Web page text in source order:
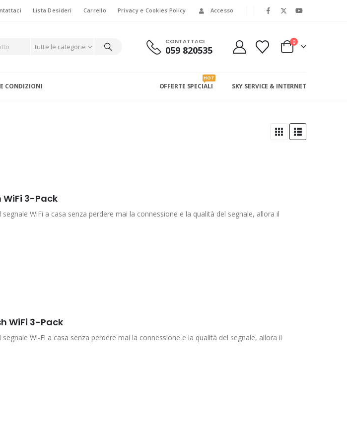
Lista Desideri Carrello Privacy e Cookies Policy Accesso
tutte le categorie
CONTATTACI
059 820535
0
CONDIZIONI OFFERTE SPECIALI
HOT
SKY SERVICE & INTERNET
WiFi 3-Pack
WiFi a casa senza perdere mai la connessione e la qualità del segnale, allora il
WiFi 3-Pack
Wi-Fi a casa senza perdere mai la connessione e la qualità del segnale, allora il